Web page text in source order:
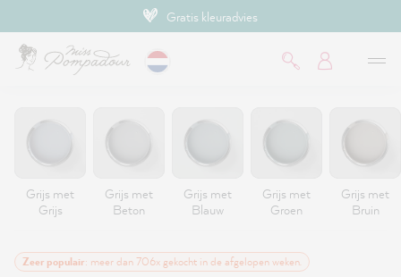
Gratis kleuradvies
Grijs met
Grijs
Grijs met
Beton
Grijs met
Blauw
Grijs met
Groen
Grijs met
Bruin
Zeer populair: meer dan 706x gekocht in de afgelopen weken.